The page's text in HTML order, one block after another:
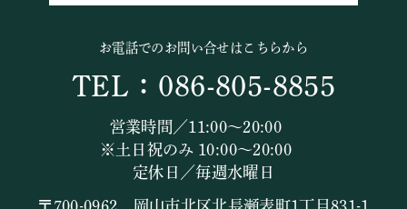
お電話でのお問い合せはこちらから
TEL：086-805-8855
営業時間／11:00～20:00
※土日祝のみ 10:00～20:00
定休日／毎週水曜日